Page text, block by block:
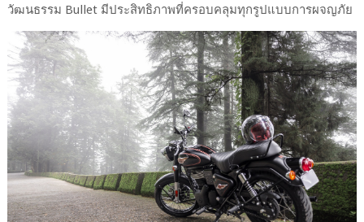
วัฒนธรรม Bullet มีประสิทธิภาพที่ครอบคลุมทุกรูปแบบการผจญภัย